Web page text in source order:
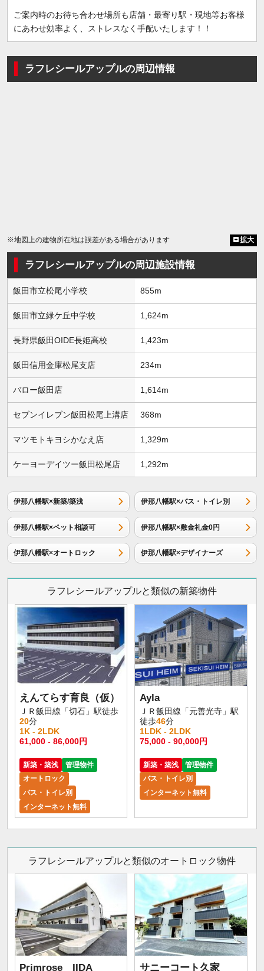
ご案内時のお待ち合わせ場所も店舗・最寄り駅・現地等お客様
にあわせ効率よく、ストレスなく手配いたします！！
ラフレシールアップルの周辺情報
※地図上の建物所在地は誤差がある場合があります 拡大
ラフレシールアップルの周辺施設情報
飯田市立松尾小学校 855m
飯田市立緑ケ丘中学校 1,624m
長野県飯田OIDE長姫高校 1,423m
飯田信用金庫松尾支店 234m
バロー飯田店 1,614m
セブンイレブン飯田松尾上溝店 368m
マツモトキヨシかなえ店 1,329m
ケーヨーデイツー飯田松尾店 1,292m
伊那八幡駅×新築/築浅 伊那八幡駅×バス・トイレ別
伊那八幡駅×ペット相談可 伊那八幡駅×敷金礼金0円
伊那八幡駅×オートロック 伊那八幡駅×デザイナーズ
ラフレシールアップルと類似の新築物件
えんてらす育良（仮）
ＪＲ飯田線「切石」駅徒歩
20分
1K - 2LDK
61,000 - 86,000円
新築・築浅
管理物件
オートロック
バス・トイレ別
インターネット無料
Ayla
ＪＲ飯田線「元善光寺」駅
徒歩46分
1LDK - 2LDK
75,000 - 90,000円
新築・築浅
管理物件
バス・トイレ別
インターネット無料
ラフレシールアップルと類似のオートロック物件
Primrose IIDA サニーコート久家